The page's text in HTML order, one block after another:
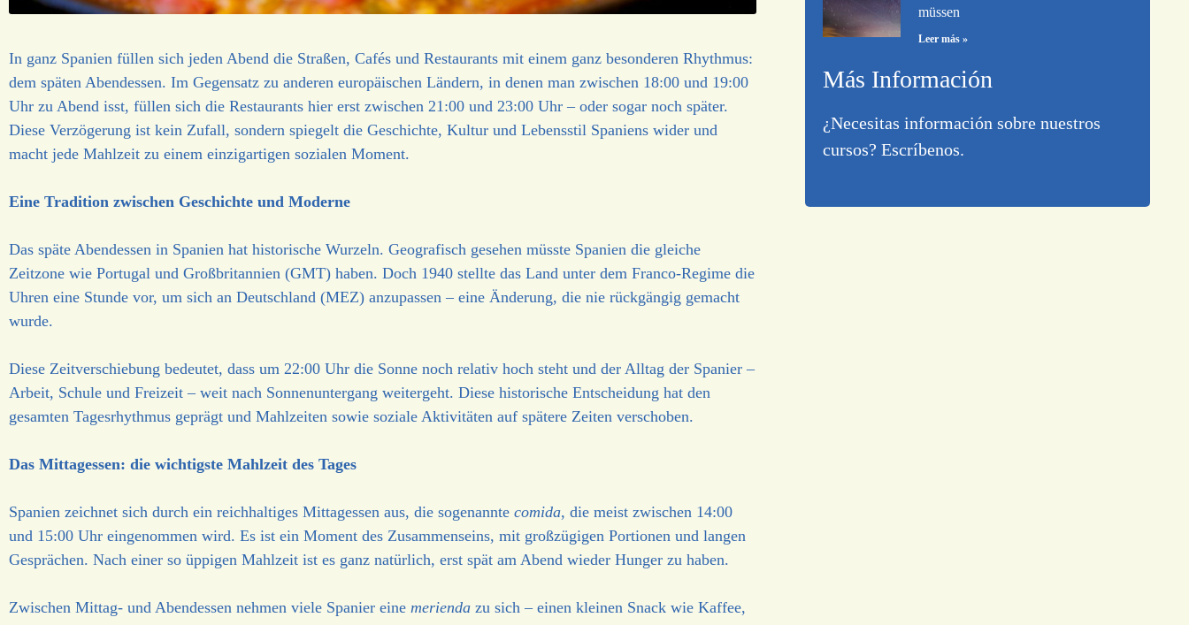
In ganz Spanien füllen sich jeden Abend die Straßen, Cafés und Restaurants mit einem ganz besonderen Rhythmus:
dem späten Abendessen. Im Gegensatz zu anderen europäischen Ländern, in denen man zwischen 18:00 und 19:00
Uhr zu Abend isst, füllen sich die Restaurants hier erst zwischen 21:00 und 23:00 Uhr – oder sogar noch später.
Diese Verzögerung ist kein Zufall, sondern spiegelt die Geschichte, Kultur und Lebensstil Spaniens wider und
macht jede Mahlzeit zu einem einzigartigen sozialen Moment.
Eine Tradition zwischen Geschichte und Moderne
Das späte Abendessen in Spanien hat historische Wurzeln. Geografisch gesehen müsste Spanien die gleiche
Zeitzone wie Portugal und Großbritannien (GMT) haben. Doch 1940 stellte das Land unter dem Franco-Regime die
Uhren eine Stunde vor, um sich an Deutschland (MEZ) anzupassen – eine Änderung, die nie rückgängig gemacht
wurde.
Diese Zeitverschiebung bedeutet, dass um 22:00 Uhr die Sonne noch relativ hoch steht und der Alltag der Spanier –
Arbeit, Schule und Freizeit – weit nach Sonnenuntergang weitergeht. Diese historische Entscheidung hat den
gesamten Tagesrhythmus geprägt und Mahlzeiten sowie soziale Aktivitäten auf spätere Zeiten verschoben.
Das Mittagessen: die wichtigste Mahlzeit des Tages
Spanien zeichnet sich durch ein reichhaltiges Mittagessen aus, die sogenannte comida, die meist zwischen 14:00
und 15:00 Uhr eingenommen wird. Es ist ein Moment des Zusammenseins, mit großzügigen Portionen und langen
Gesprächen. Nach einer so üppigen Mahlzeit ist es ganz natürlich, erst spät am Abend wieder Hunger zu haben.
Zwischen Mittag- und Abendessen nehmen viele Spanier eine merienda zu sich – einen kleinen Snack wie Kaffee,
müssen
Leer más »
Más Información
¿Necesitas información sobre nuestros
cursos? Escríbenos.